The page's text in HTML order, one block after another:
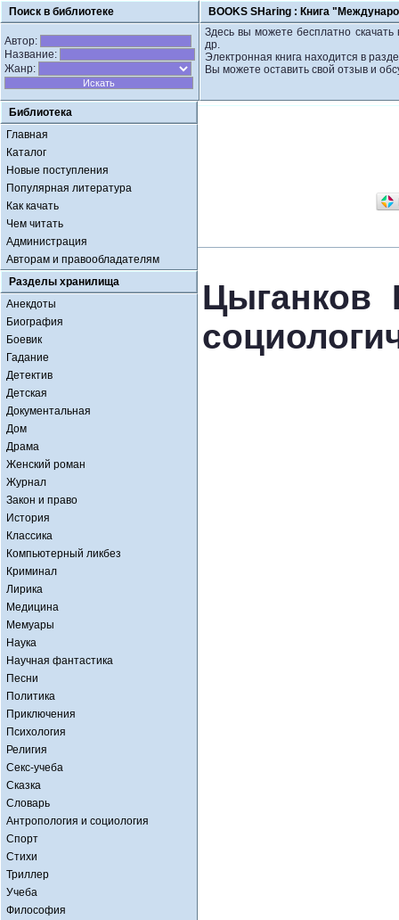
Поиск в библиотеке BOOKS SHaring : Книга
Автор:
Название:
Жанр:
Здесь вы можете бесплатно
др.
Электронная книга находится в
Вы можете оставить свой отзыв и
Библиотека
Главная
Каталог
Новые поступления
Популярная литература
Как качать
Чем читать
Администрация
Авторам и правообладателям
Разделы хранилища
Анекдоты
Биография
Боевик
Гадание
Детектив
Детская
Документальная
Дом
Драма
Женский роман
Журнал
Закон и право
История
Классика
Компьютерный ликбез
Криминал
Лирика
Медицина
Мемуары
Наука
Научная фантастика
Песни
Политика
Приключения
Психология
Религия
Секс-учеба
Сказка
Словарь
Антропология и социология
Спорт
Стихи
Триллер
Учеба
Философия